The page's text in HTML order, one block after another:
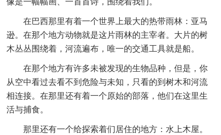
在巴西那里有着一个世界上最大的热带雨林：亚马
逊。在那个地方动物就是这片雨林的主宰者。大片的树
木丛丛围绕着，河流遍布，唯一的交通工具就是船。
在那个地方有许多未被发现的生物品种，但是，你
从空中看过去看不到危险与未知，只看的到树木和河流
相连接。在那里还有着一个原始的部落，他们在这里生
活与捕食。
那里还有一个给探索着们居住的地方：水上木屋。